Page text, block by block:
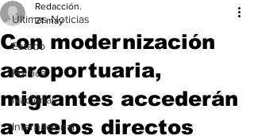
Últimas Noticias
Estado
Política
Nacional
Internacional
Con modernización
aeroportuaria,
migrantes accederán
a vuelos directos
Redacción.
21 may